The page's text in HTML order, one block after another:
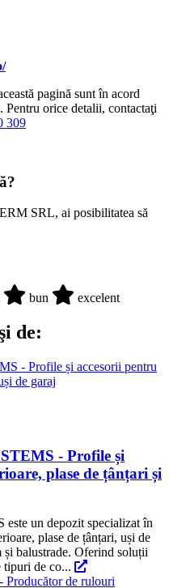
pagină sunt în acord
. Pentru orice detalii, contactaţi
309
SRL, ai posibilitatea să
bun excelent
de:
- Profile și
plase de țânțari și
un depozit specializat în
plase de țânțari, uși de
și balustrade. Oferind soluții
tipuri de co...